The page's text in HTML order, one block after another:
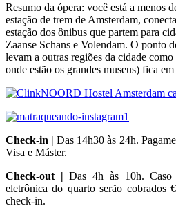
Resumo da ópera: você está a menos
estação de trem de Amsterdam,
estação dos ônibus que partem para
Zaanse Schans e Volendam. O ponto
levam a outras regiões da cidade
onde estão os grandes museus) fica
Check-in | Das 14h30 às 24h.
Visa e Máster.
Check-out | Das 4h às 10h.
eletrônica do quarto serão cobrados
check-in.